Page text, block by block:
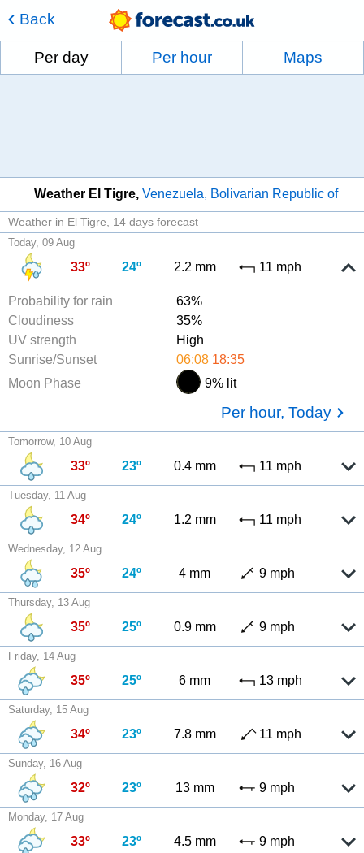
Back
Per day Per hour Maps
Weather El Tigre Venezuela, Bolivarian Republic of
Weather in El Tigre 14 days forecast
Today, 09 Aug
33º 24º 2.2 mm 11 mph
Probability for rain
63%
Cloudiness
35%
UV strength
High
Sunrise/Sunset
06:08 18:35
Moon Phase
9% lit
Per hour, Today
Tomorrow, 10 Aug
33º 23º 0.4 mm 11 mph
Tuesday, 11 Aug
34º 24º 1.2 mm 11 mph
Wednesday, 12 Aug
35º 24º 4 mm 9 mph
Thursday, 13 Aug
35º 25º 0.9 mm 9 mph
Friday, 14 Aug
35º 25º 6 mm 13 mph
Saturday, 15 Aug
34º 23º 7.8 mm 11 mph
Sunday, 16 Aug
32º 23º 13 mm 9 mph
Monday, 17 Aug
33º 23º 4.5 mm 9 mph